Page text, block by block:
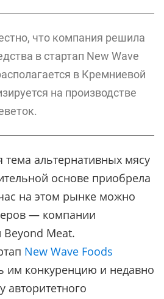
что компания решила
в стартап New Wave
в Кремниевой
на производстве
тема альтернативных мясу
основе приобрела
на этом рынке можно
— компании
Meat.
New Wave Foods
им конкуренцию и недавно
авторитетного